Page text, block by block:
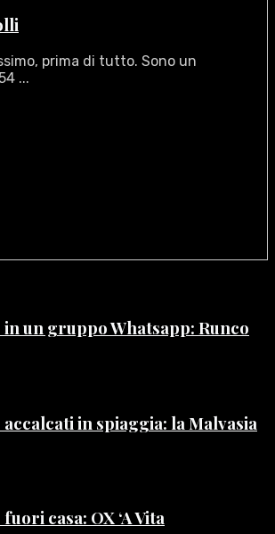
prima di tutto. Sono un
...
un gruppo Whatsapp: Runco
in spiaggia: la Malvasia
casa: OX ‘A Vita